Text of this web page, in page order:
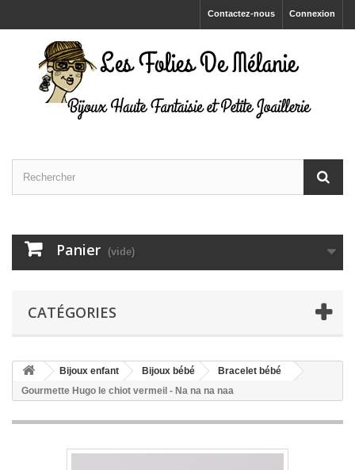
Connexion
Contactez-nous
Panier (vide)
CATÉGORIES
Bijoux enfant Bijoux bébé
Bracelet bébé
Gourmette Hugo le chiot vermeil - Na na na naa